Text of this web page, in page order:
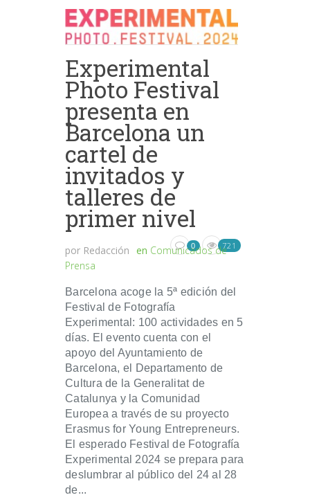
Experimental
Photo Festival
presenta en
Barcelona un
cartel de
invitados y
talleres de
primer nivel
por Redacción en Comunicados de
Prensa
0 721
Barcelona acoge la 5ª edición del
Festival de Fotografía
Experimental: 100 actividades en 5
días. El evento cuenta con el
apoyo del Ayuntamiento de
Barcelona, el Departamento de
Cultura de la Generalitat de
Catalunya y la Comunidad
Europea a través de su proyecto
Erasmus for Young Entrepreneurs.
El esperado Festival de Fotografía
Experimental 2024 se prepara para
deslumbrar al público del 24 al 28
de...